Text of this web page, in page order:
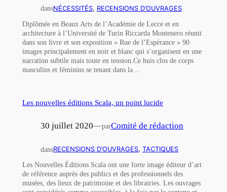
dansNÉCESSITÉS, RECENSIONS D’OUVRAGES
Diplômée en Beaux Arts de l’Académie de Lecce et en
architecture à l’Université de Turin Riccarda Montenero réunit
dans son livre et son exposition « Rue de l’Espérance » 90
images principalement en noir et blanc qui s’organisent en une
narration subtile mais toute en tension.Ce huis clos de corps
masculins et féminins se tenant dans la…
Les nouvelles éditions Scala, un point lucide
30 juillet 2020—parComité de rédaction
dansRECENSIONS D’OUVRAGES, TACTIQUES
Les Nouvelles Éditions Scala ont une forte image éditeur d’art
de référence auprès des publics et des professionnels des
musées, des lieux de patrimoine et des librairies. Les ouvrages